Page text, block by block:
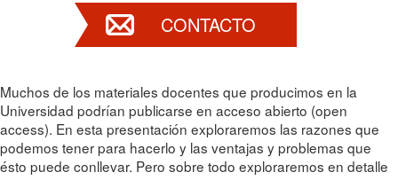
CONTACTO
Muchos de los materiales docentes que producimos en la
Universidad podrían publicarse en acceso abierto (open
access). En esta presentación exploraremos las razones que
podemos tener para hacerlo y las ventajas y problemas que
ésto puede conllevar. Pero sobre todo exploraremos en detalle